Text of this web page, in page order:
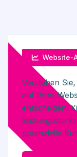
Website-
Verstehen
auf Ihrer
entscheiden.
potenzielle